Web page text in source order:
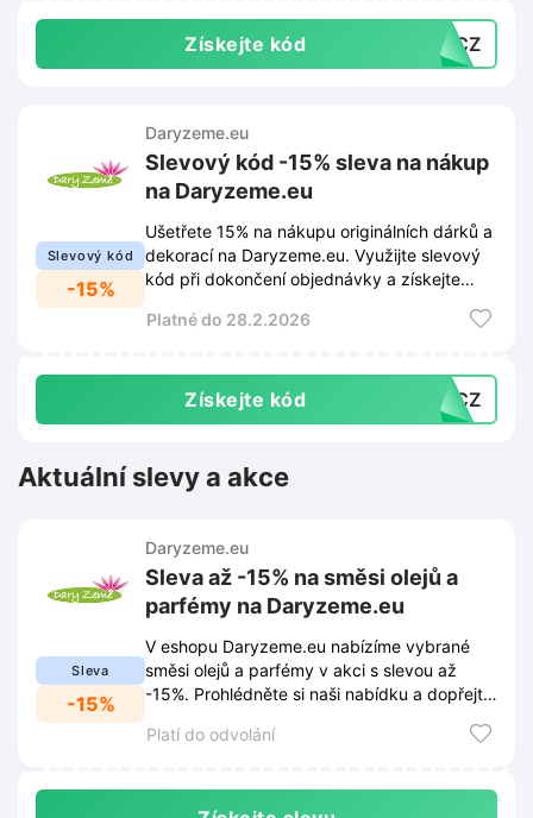
Získejte kód 26CZ
Slevový kód
-15%
Daryzeme.eu
Slevový kód -15% sleva na nákup
na Daryzeme.eu
Ušetřete 15% na nákupu originálních dárků a
dekorací na Daryzeme.eu. Využijte slevový
kód při dokončení objednávky a získejte
Platné do 28.2.2026
Získejte kód 15CZ
Aktuální slevy a akce
Sleva
-15%
Daryzeme.eu
Sleva až -15% na směsi olejů a
parfémy na Daryzeme.eu
V eshopu Daryzeme.eu nabízíme vybrané
směsi olejů a parfémy v akci s slevou až
-15%. Prohlédněte si naši nabídku a dopřejte
Platí do odvolání